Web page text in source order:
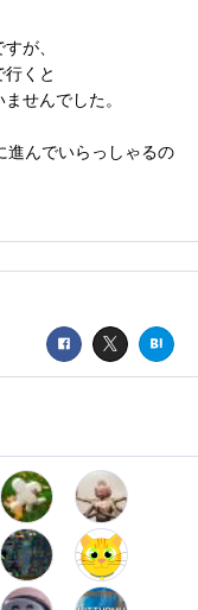
が、
くと
せんでした。
進んでいらっしゃるの